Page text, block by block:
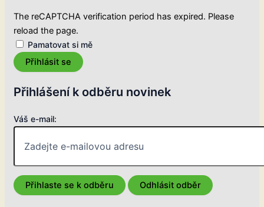
The reCAPTCHA verification period has expired. Please
reload the page.
Pamatovat si mě
Přihlásit se
Přihlášení k odběru novinek
Váš e-mail: